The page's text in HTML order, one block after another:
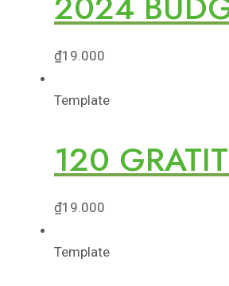
₫19.000
Template
120
₫19.000
Template